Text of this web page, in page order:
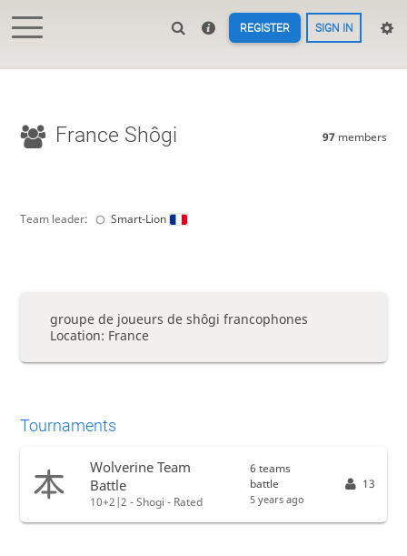
REGISTER SIGN IN
France Shôgi 97 members
Team leader: Smart-Lion
groupe de joueurs de shôgi francophones
Location: France
Tournaments
Wolverine Team
Battle
10+2|2 - Shogi - Rated
6 teams
battle
5 years ago
13